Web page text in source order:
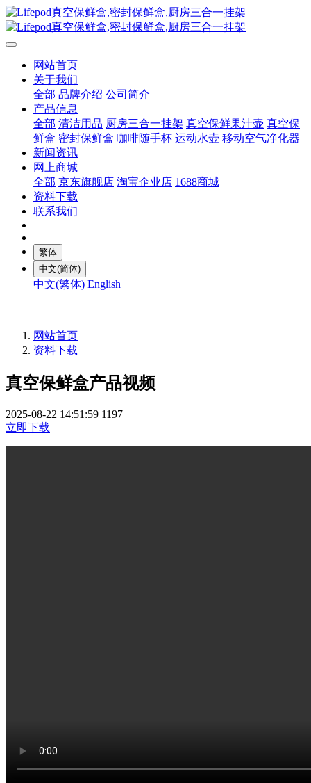
网站首页
关于我们
全部 品牌介绍 公司简介
产品信息
全部 清洁用品 厨房三合一挂架 真空保鲜果汁壶 真空保
鲜盒 密封保鲜盒 咖啡随手杯 运动水壶 移动空气净化器
新闻资讯
网上商城
全部 京东旗舰店 淘宝企业店 1688商城
资料下载
联系我们
繁体
中文(简体)
中文(繁体) English
网站首页
资料下载
真空保鲜盒产品视频
2025-08-22 14:51:59 1197
立即下载